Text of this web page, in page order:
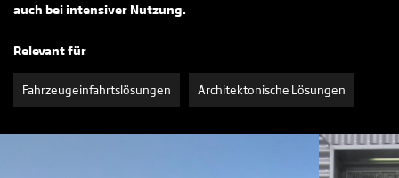
auch bei intensiver Nutzung.
Relevant für
Fahrzeugeinfahrtslösungen Architektonische Lösungen